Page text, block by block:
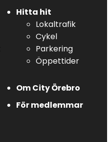
Hitta hit
Lokaltrafik
Cykel
Parkering
Öppettider
Om City Örebro
För medlemmar